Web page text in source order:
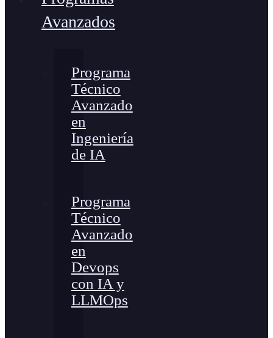
Avanzados
Programa
Técnico
Avanzado
en
Ingeniería
de IA
Programa
Técnico
Avanzado
en
Devops
con IA y
LLMOps